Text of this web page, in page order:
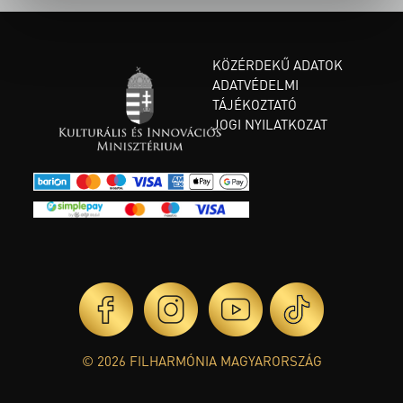
KÖZÉRDEKŰ ADATOK
ADATVÉDELMI
TÁJÉKOZTATÓ
JOGI NYILATKOZAT
© 2026 FILHARMÓNIA MAGYARORSZÁG